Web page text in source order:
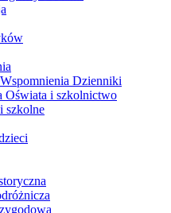
Dzienniki
Oświata i szkolnictwo
szkolne